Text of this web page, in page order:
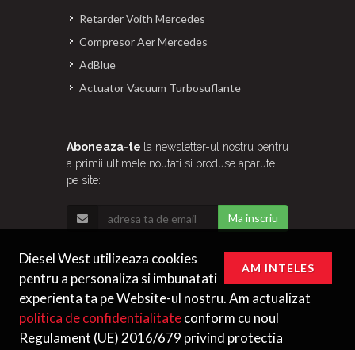
Retarder Voith Mercedes
Compresor Aer Mercedes
AdBlue
Actuator Vacuum Turbosuflante
Aboneaza-te la newsletter-ul nostru pentru
a primii ultimele noutati si produse aparute
pe site:
Ma inscriu
AM INTELES
Diesel West utilizeaza cookies
pentru a personaliza si imbunatati
experienta ta pe Website-ul nostru. Am actualizat
politica de confidentialitateconform cu noul
Regulament (UE) 2016/679 privind protectia